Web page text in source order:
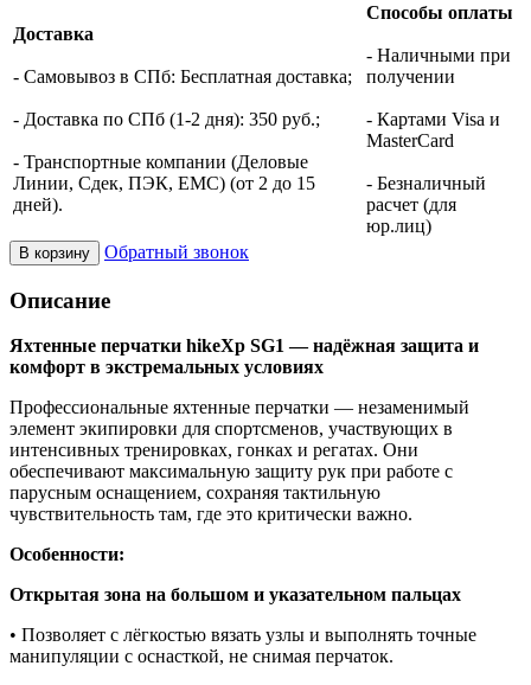
Доставка
- Самовывоз в СПб: Бесплатная доставка;
- Доставка по СПб (1-2 дня): 350 руб.;
- Транспортные компании (Деловые
Линии, Сдек, ПЭК, ЕМС) (от 2 до 15
дней).
Способы оплаты
- Наличными при
получении
- Картами Visa и
MasterCard
- Безналичный
расчет (для
юр.лиц)
В корзину Обратный звонок
Описание
Яхтенные перчатки hikeXp SG1 — надёжная защита и
комфорт в экстремальных условиях
Профессиональные яхтенные перчатки — незаменимый
элемент экипировки для спортсменов, участвующих в
интенсивных тренировках, гонках и регатах. Они
обеспечивают максимальную защиту рук при работе с
парусным оснащением, сохраняя тактильную
чувствительность там, где это критически важно.
Особенности:
Открытая зона на большом и указательном пальцах
• Позволяет с лёгкостью вязать узлы и выполнять точные
манипуляции с оснасткой, не снимая перчаток.